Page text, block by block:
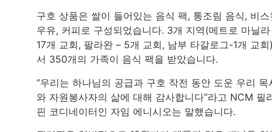
구호 상품은 쌀이 들어있는 음식 팩, 통조림 음식, 비스
우유, 커피로 구성되었습니다. 3개 지역(메트로 마닐라
17개 교회, 팔라완 – 5개 교회, 남부 타갈로그-1개 교
서 350개의 가족이 음식 팩을 받았습니다.
“우리는 하나님의 공급과 구호 작전 동안 도운 우리 목
와 자원봉사자의 삶에 대해 감사합니다”라고 NCM 필
핀 코디네이터인 자임 에니시오는 말했습니다.